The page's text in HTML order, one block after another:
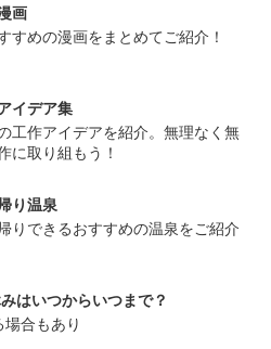
画
すめの漫画をまとめてご紹介！
イデア集
工作アイデアを紹介。無理なく無
に取り組もう！
り温泉
りできるおすすめの温泉をご紹介
はいつからいつまで？
合もあり